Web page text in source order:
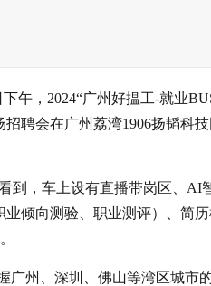
午，2024“广州好揾工-就业
聘会在广州荔湾1906扬韬科
到，车上设有直播带岗区、AI
倾向测验、职业测评）、简
广州、深圳、佛山等湾区城市